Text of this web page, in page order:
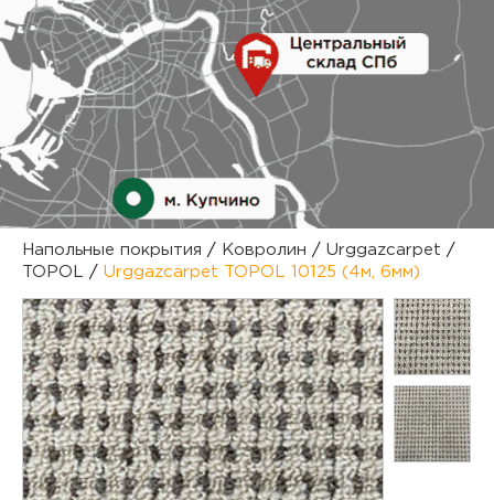
и
Напольные покрытия / Ковролин / Urggazcarpet /
TOPOL
/ Urggazcarpet TOPOL 10125 (4м, 6мм)